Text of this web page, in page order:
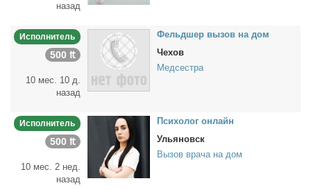
назад
Исполнитель
500 ₶
10 мес. 10 д.
назад
Фельд­шер вы­зов на дом
Чехов
Медсестра
Исполнитель
500 ₶
10 мес. 2 нед.
назад
Пси­хо­лог он­лайн
Ульяновск
Вызов врача на дом